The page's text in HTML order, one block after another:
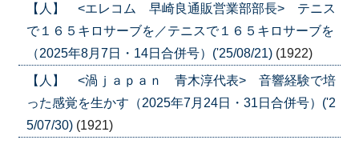
【人】 <エレコム 早崎良通販営業部部長> テニス
で１６５キロサーブを／テニスで１６５キロサーブを
（2025年8月7日・14日合併号）('25/08/21) (1922)
【人】 <渦ｊａｐａｎ 青木淳代表> 音響経験で培
った感覚を生かす（2025年7月24日・31日合併号）('2
5/07/30) (1921)